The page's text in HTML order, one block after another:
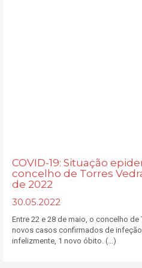
COVID-19: Situação
concelho de Torres
de 2022
30.05.2022
Entre 22 e 28 de maio, o concelho
novos casos confirmados de infeção
infelizmente, 1 novo óbito. (...)